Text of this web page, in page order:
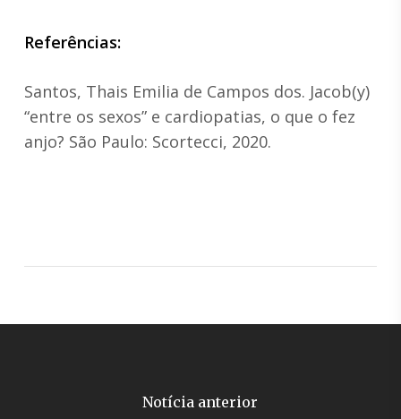
Referências:
Santos, Thais Emilia de Campos dos. Jacob(y)
“entre os sexos” e cardiopatias, o que o fez
anjo? São Paulo: Scortecci, 2020.
Notícia anterior